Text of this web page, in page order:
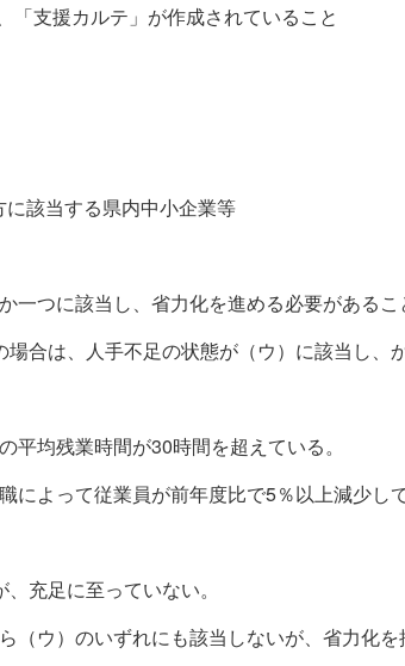
「支援カルテ」が作成されていること
該当する県内中小企業等
一つに該当し、省力化を進める必要があるこ
場合は、人手不足の状態が（ウ）に該当し、
平均残業時間が30時間を超えている。
によって従業員が前年度比で5％以上減少し
充足に至っていない。
（ウ）のいずれにも該当しないが、省力化